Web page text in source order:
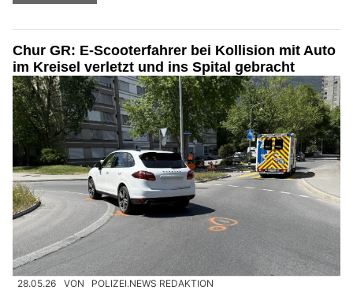
Chur GR: E-Scooterfahrer bei Kollision mit Auto
im Kreisel verletzt und ins Spital gebracht
28.05.26 VON POLIZEI.NEWS REDAKTION